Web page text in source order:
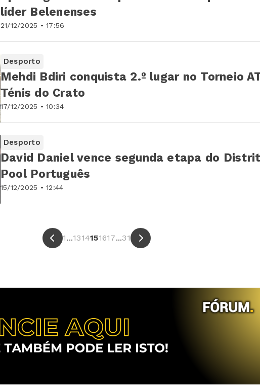
21/12/2025 • 17:56
líder Belenenses
Desporto
17/12/2025 • 10:34
Mehdi Bdiri conquista 2.º lugar no Torneio
Ténis do Crato
Desporto
15/12/2025 • 12:44
David Daniel vence segunda etapa do
Pool Português
1...1314151617...31